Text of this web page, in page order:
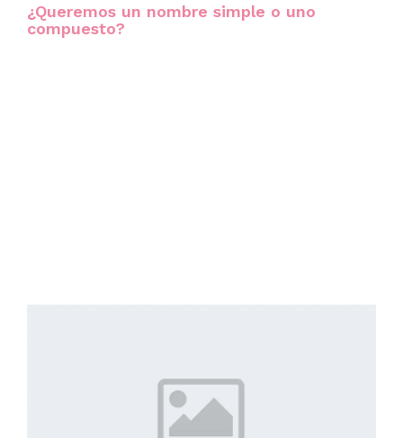
¿Queremos un nombre simple o uno
compuesto?